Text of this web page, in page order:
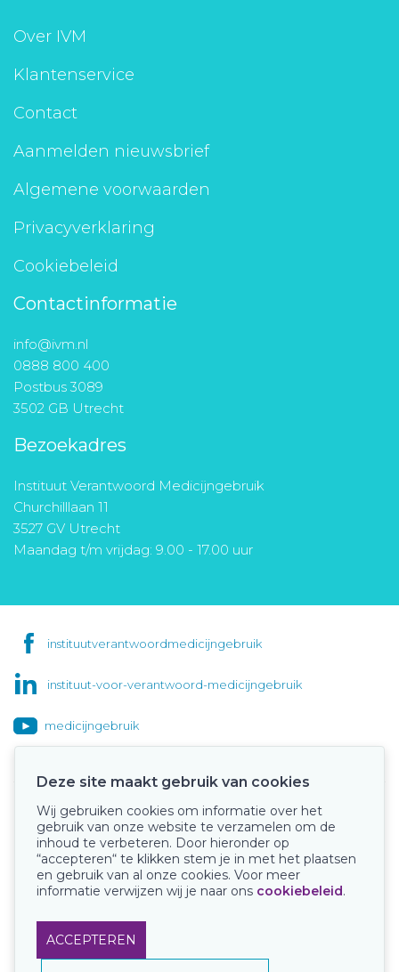
Over IVM
Klantenservice
Contact
Aanmelden nieuwsbrief
Algemene voorwaarden
Privacyverklaring
Cookiebeleid
Contactinformatie
info@ivm.nl
0888 800 400
Postbus 3089
3502 GB Utrecht
Bezoekadres
Instituut Verantwoord Medicijngebruik
Churchilllaan 11
3527 GV Utrecht
Maandag t/m vrijdag: 9.00 - 17.00 uur
instituutverantwoordmedicijngebruik
instituut-voor-verantwoord-medicijngebruik
medicijngebruik
Onze keurmerken
Deze site maakt gebruik van cookies
Wij gebruiken cookies om informatie over het
gebruik van onze website te verzamelen om de
inhoud te verbeteren. Door hieronder op
“accepteren“ te klikken stem je in met het plaatsen
en gebruik van al onze cookies. Voor meer
informatie verwijzen wij je naar ons cookiebeleid.
ACCEPTEREN